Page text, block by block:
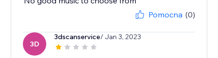
Pomocna (0)
3D
3dscanservice/ Jan 3, 2023